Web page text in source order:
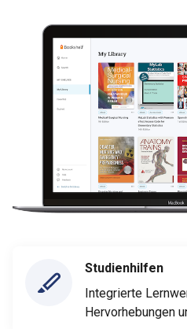
Studienhilfen
Integrierte
Hervorhebungen